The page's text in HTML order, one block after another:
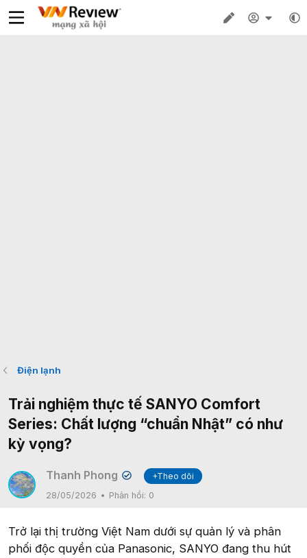
Điện lạnh
Trải nghiệm thực tế SANYO Comfort
Series: Chất lượng “chuẩn Nhật” có như
kỳ vọng?
Thanh Phong ✔
+Theo dõi
28/05/2026
Phản hồi: 0
Trở lại thị trường Việt Nam dưới sự quản lý và phân
phối độc quyền của Panasonic, SANYO đang thu hút